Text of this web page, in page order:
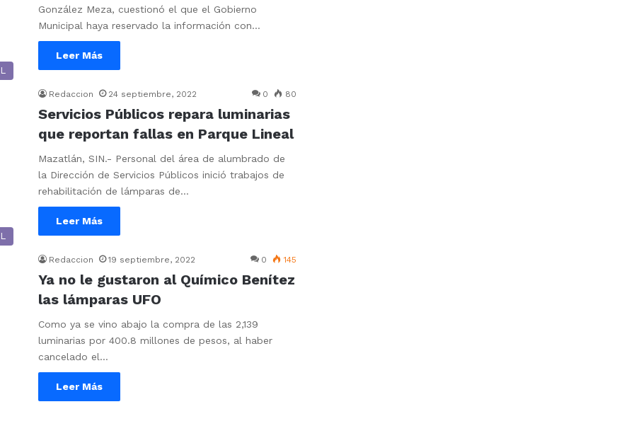
González Meza, cuestionó el que el Gobierno
Municipal haya reservado la información con…
Leer Más
Redaccion 24 septiembre, 2022 0 80
Servicios Públicos repara luminarias
que reportan fallas en Parque Lineal
Mazatlán, SIN.- Personal del área de alumbrado de
la Dirección de Servicios Públicos inició trabajos de
rehabilitación de lámparas de…
Leer Más
Redaccion 19 septiembre, 2022 0 145
Ya no le gustaron al Químico Benítez
las lámparas UFO
Como ya se vino abajo la compra de las 2,139
luminarias por 400.8 millones de pesos, al haber
cancelado el…
Leer Más